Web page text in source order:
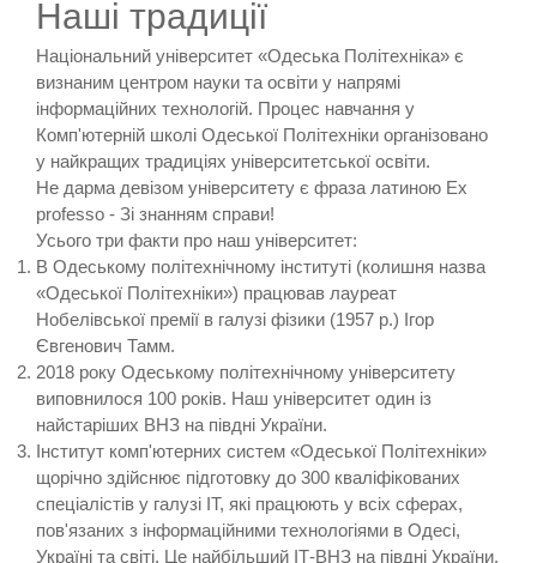
Наші традиції
Національний університет «Одеська Політехніка» є
визнаним центром науки та освіти у напрямі
інформаційних технологій. Процес навчання у
Комп'ютерній школі Одеської Політехніки організовано
у найкращих традиціях університетської освіти.
Не дарма девізом університету є фраза латиною Ex
professo - Зі знанням справи!
Усього три факти про наш університет:
В Одеському політехнічному інституті (колишня назва
«Одеської Політехніки») працював лауреат
Нобелівської премії в галузі фізики (1957 р.) Ігор
Євгенович Тамм.
2018 року Одеському політехнічному університету
виповнилося 100 років. Наш університет один із
найстаріших ВНЗ на півдні України.
Інститут комп'ютерних систем «Одеської Політехніки»
щорічно здійснює підготовку до 300 кваліфікованих
спеціалістів у галузі IT, які працюють у всіх сферах,
пов'язаних з інформаційними технологіями в Одесі,
Україні та світі. Це найбільший ІТ-ВНЗ на півдні України.